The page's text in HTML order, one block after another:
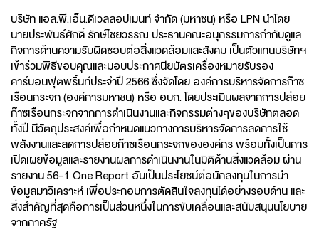
บริษัท แอล.พี.เอ็น.ดีเวลลอปเมนท์ จํากัด (มหาชน) หรือ LPN นำโดย
นายประพันธ์ศักดิ์ รักษ์ไชยวรรณ ประธานคณะอนุกรรมการกำกับดูแล
กิจการด้านความรับผิดชอบต่อสิ่งแวดล้อมและสังคม เป็นตัวแทนบริษัทฯ
เข้าร่วมพิธีขอบคุณและมอบประกาศนียบัตรเครื่องหมายรับรอง
คาร์บอนฟุตพริ้นท์ประจำปี 2566 ซึ่งจัดโดย องค์การบริหารจัดการก๊าซ
เรือนกระจก (องค์การมหาชน) หรือ อบก. โดยประเมินผลจากการปล่อย
ก๊าซเรือนกระจกจากการดำเนินงานและกิจกรรมต่างๆของบริษัทตลอด
ทั้งปี มีวัตถุประสงค์เพื่อกำหนดแนวทางการบริหารจัดการลดการใช้
พลังงานและลดการปล่อยก๊าซเรือนกระจกขององค์กร พร้อมทั้งเป็นการ
เปิดเผยข้อมูลและรายงานผลการดำเนินงานในมิติด้านสิ่งแวดล้อม ผ่าน
รายงาน 56-1 One Report อันเป็นประโยชน์ต่อนักลงทุนในการนำ
ข้อมูลมาวิเคราะห์ เพื่อประกอบการตัดสินใจลงทุนได้อย่างรอบด้าน และ
สิ่งสำคัญที่สุดคือการเป็นส่วนหนึ่งในการขับเคลื่อนและสนับสนุนนโยบาย
จากภาครัฐ